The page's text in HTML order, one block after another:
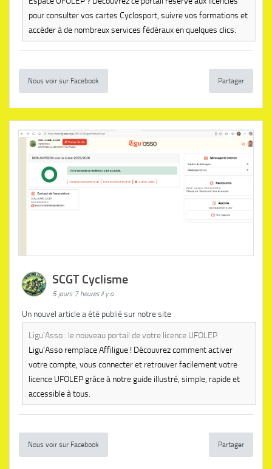
pour consulter vos cartes Cyclosport, suivre vos formations et
accéder à de nombreux services fédéraux en quelques clics.
Nous voir sur Facebook Partager
SCGT Cyclisme
5 jours 7 heures il y a
Un nouvel article a été publié sur notre site
Ligu'Asso : le nouveau portail de votre licence UFOLEP
Ligu'Asso remplace Affiligue ! Découvrez comment activer
votre compte, vous connecter et retrouver facilement votre
licence UFOLEP grâce à notre guide illustré, simple, rapide et
accessible à tous.
Nous voir sur Facebook Partager